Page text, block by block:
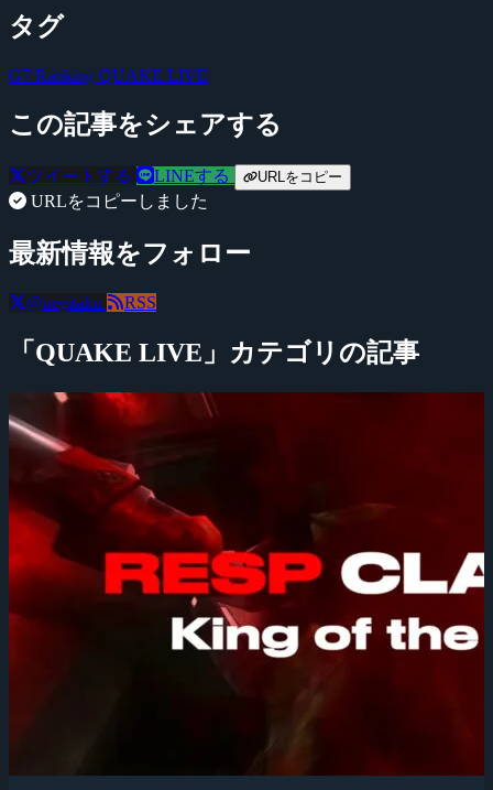
タグ
G7 Ranking QUAKE LIVE
この記事をシェアする
ツイートする LINEする URLをコピー
URLをコピーしました
最新情報をフォロー
@negitaku RSS
「QUAKE LIVE」カテゴリの記事